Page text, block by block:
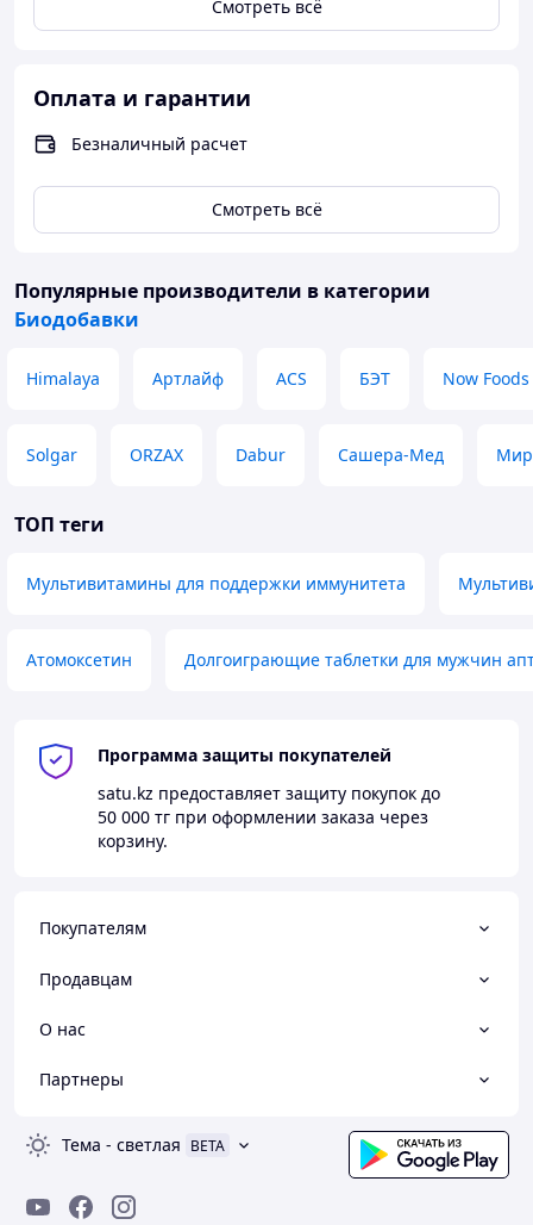
Не используйте, если термоусадочная
от прямого света.
Храните в недоступном для детей месте.
Диетическая добавка. Не является
Смотреть всё
Оплата и гарантии
Безналичный расчет
Смотреть всё
Популярные производители в категории
Биодобавки
Himalaya Артлайф ACS БЭТ Now Foods
Solgar ORZAX Dabur Сашера-Мед
ТОП теги
Мультивитамины для поддержки иммунитета
Атомоксетин Долгоиграющие таблетки для мужчин
Программа защиты покупателей
satu.kz предоставляет защиту покупок до
50 000 тг при оформлении заказа через
корзину.
Покупателям
Продавцам
О нас
Партнеры
Тема - светлая BETA